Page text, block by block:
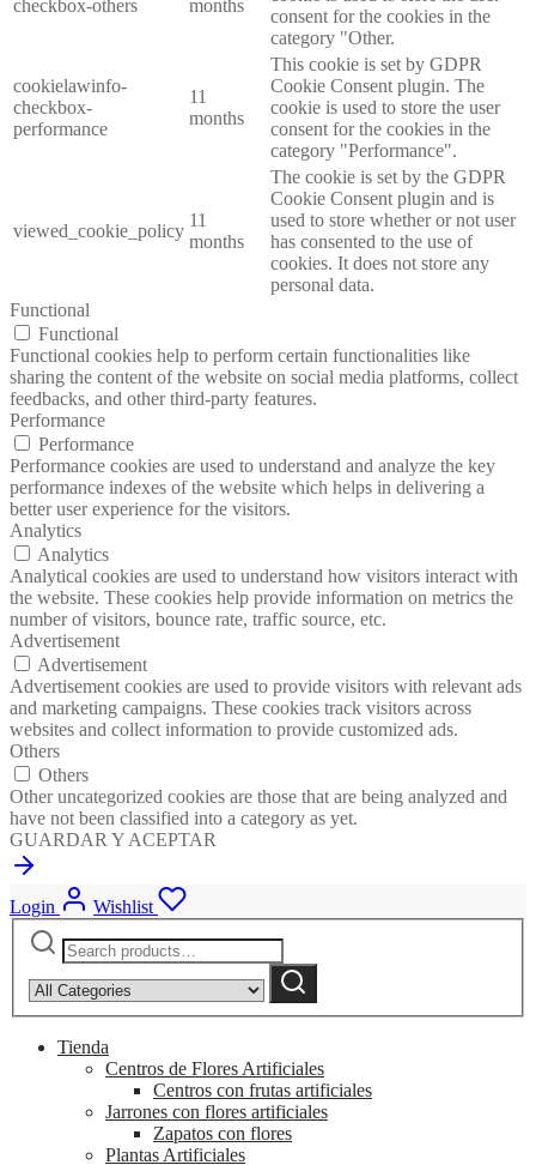
checkbox-others
months
consent for the cookies in the
category "Other.
cookielawinfo-
checkbox-
performance
11
months
This cookie is set by GDPR
Cookie Consent plugin. The
cookie is used to store the user
consent for the cookies in the
category "Performance".
viewed_cookie_policy
11
months
The cookie is set by the GDPR
Cookie Consent plugin and is
used to store whether or not user
has consented to the use of
cookies. It does not store any
personal data.
Functional
Functional
Functional cookies help to perform certain functionalities like
sharing the content of the website on social media platforms, collect
feedbacks, and other third-party features.
Performance
Performance
Performance cookies are used to understand and analyze the key
performance indexes of the website which helps in delivering a
better user experience for the visitors.
Analytics
Analytics
Analytical cookies are used to understand how visitors interact with
the website. These cookies help provide information on metrics the
number of visitors, bounce rate, traffic source, etc.
Advertisement
Advertisement
Advertisement cookies are used to provide visitors with relevant ads
and marketing campaigns. These cookies track visitors across
websites and collect information to provide customized ads.
Others
Others
Other uncategorized cookies are those that are being analyzed and
have not been classified into a category as yet.
GUARDAR Y ACEPTAR
Login
Wishlist
Search
for:
category:
Search
Tienda
Centros de Flores Artificiales
Centros con frutas artificiales
Jarrones con flores artificiales
Zapatos con flores
Plantas Artificiales